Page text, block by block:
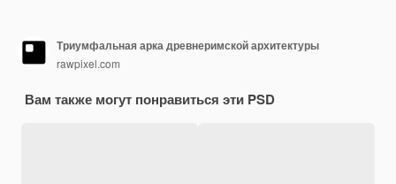
Триумфальная арка древнеримской архитектуры
rawpixel.com
Вам также могут понравиться эти PSD